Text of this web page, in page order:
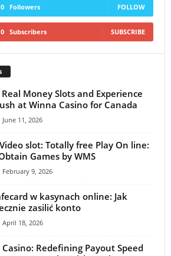
0 Followers FOLLOW
0 Subscribers SUBSCRIBE
Real Money Slots and Experience
at Winna Casino for Canada
June 11, 2026
slot: Totally free Play On line:
Games by WMS
February 9, 2026
w kasynach online: Jak
zasilić konto
April 18, 2026
Redefining Payout Speed